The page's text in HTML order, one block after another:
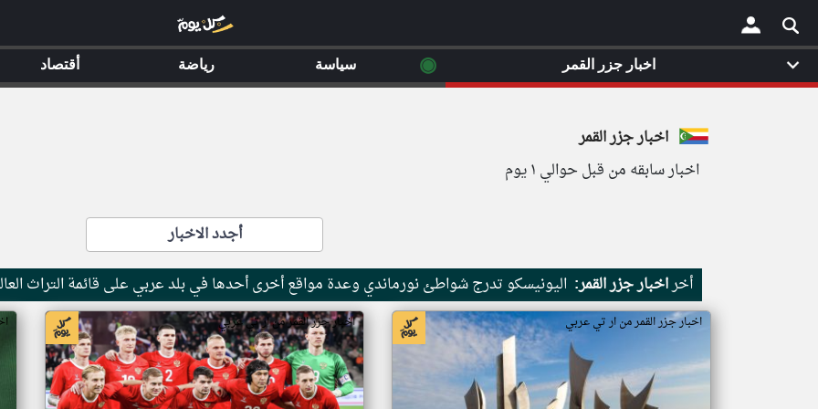
×
اخبار جزر القمر
اخبار سابقه من قبل حوالي ١ يوم
أجدد الاخبار
أخراخبار جزر القمر: اليونيسكو تدرج شواطئ نورماندي وعدة مواقع أخرى أحدها في بلد عربي على قائمة التراث
اخبار جزر القمر من ار تي عربي اخبار جزر القمر من ار تي عربي
اخبار جزر القمر ◉ سياسة رياضة أقتصاد